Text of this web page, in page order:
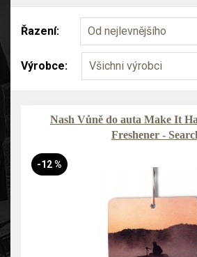
Řazení: Od nejlevnějšího
Výrobce: Všichni výrobci
Nash Vůně do auta Make It
Freshener -
-12 %